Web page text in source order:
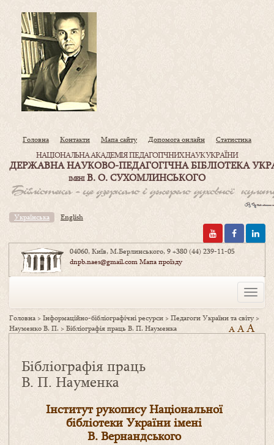
Головна Контакти Мапа сайту Допомога онлайн Статистика
НАЦІОНАЛЬНА АКАДЕМІЯ ПЕДАГОГІЧНИХ НАУК УКРАЇНИ
ДЕРЖАВНА НАУКОВО-ПЕДАГОГІЧНА БІБЛІОТЕКА
ІМЕНІВ. О. СУХОМЛИНСЬКОГО
Українська English
04060, Київ, М.Берлинського, 9+380 (44) 239-11-05
dnpb.naes@gmail.comМапа проїзду
Toggle
Головна >Інформаційно-бібліографічні ресурси >Педагоги України та світу>
Науменко В. П. >Бібліографія праць В. П. Науменка A AA
Бібліографія праць
В. П. Науменка
Інститут рукопису Національної
бібліотеки України імені
В. Вернандського